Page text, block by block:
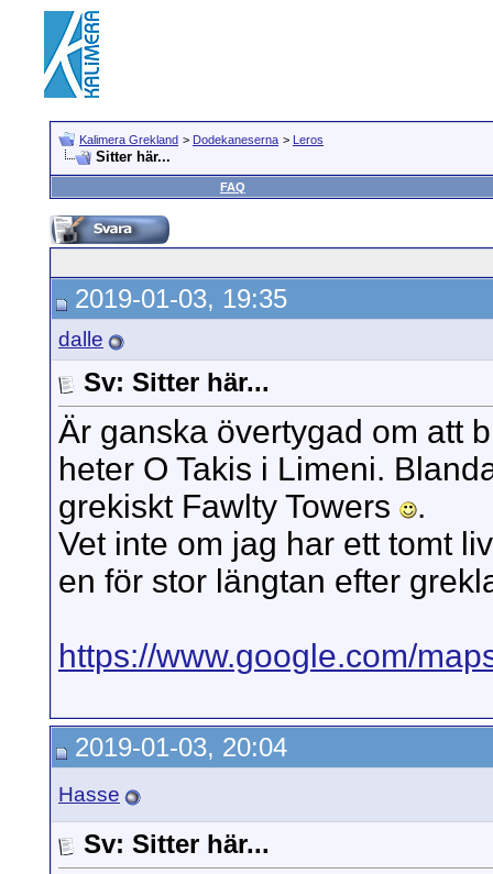
Kalimera Grekland > Dodekaneserna > Leros
Sitter här...
FAQ
2019-01-03, 19:35
dalle
Sv: Sitter här...
Är ganska övertygad om att
heter O Takis i Limeni.
grekiskt Fawlty Towers
.
Vet inte om jag har ett tomt
en för stor längtan efter
https://www.google.com/
2019-01-03, 20:04
Hasse
Sv: Sitter här...